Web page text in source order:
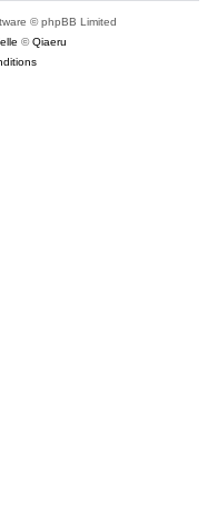
© phpBB Limited
©Qiaeru